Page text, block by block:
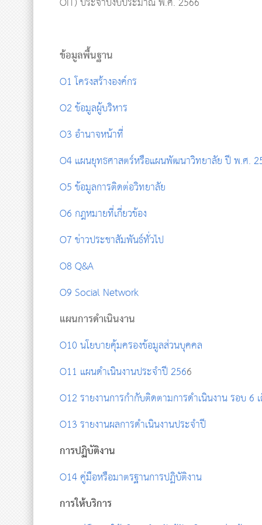
ข้อมูลพื้นฐาน
O1 โครงสร้างองค์กร
O2 ข้อมูลผู้บริหาร
O3 อำนาจหน้าที่
O4 แผนยุทธศาสตร์หรือแผนพัฒนาวิทยาลัย ปี พ.ศ.
O5 ข้อมูลการติดต่อวิทยาลัย
O6 กฎหมายที่เกี่ยวข้อง
O7 ข่าวประชาสัมพันธ์ทั่วไป
O8 Q&A
O9 Social Network
แผนการดำเนินงาน
O10 นโยบายคุ้มครองข้อมูลส่วนบุคคล
O11 แผนดำเนินงานประจำปี 2566
O12 รายงานการกำกับติดตามการดำเนินงาน รอบ 6
O13 รายงานผลการดำเนินงานประจำปี
การปฏิบัติงาน
O14 คู่มือหรือมาตรฐานการปฏิบัติงาน
การให้บริการ